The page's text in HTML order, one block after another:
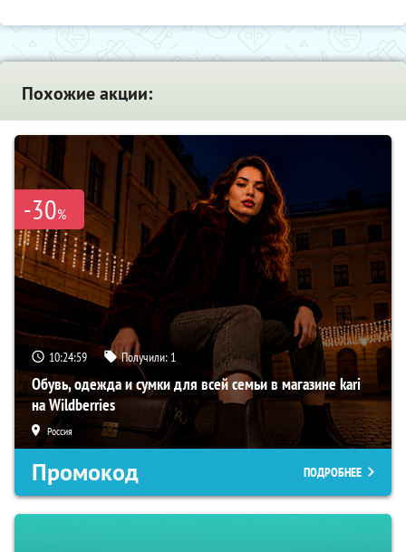
Похожие акции:
-30%
10:24:58 Получили: 1
Обувь, одежда и сумки для всей семьи в магазине kari
на Wildberries
Россия
Промокод ПОДРОБНЕЕ